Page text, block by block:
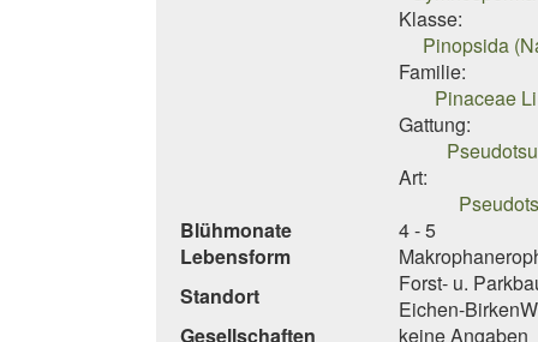
Klasse:
Pinopsida
Familie:
Pinaceae
Gattung:
Art:
Blühmonate
4 - 5
Lebensform
Standort
Forst- u.
Eichen-
Gesellschaften
keine Angaben